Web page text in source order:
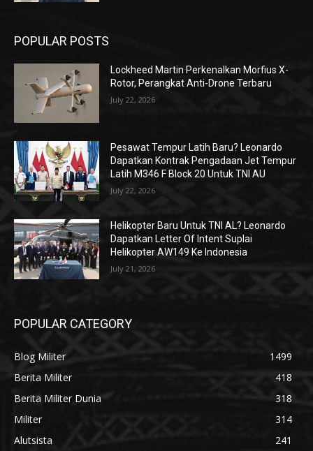
POPULAR POSTS
Lockheed Martin Perkenalkan Morfius X-
Rotor, Perangkat Anti-Drone Terbaru
July 22, 2026
Pesawat Tempur Latih Baru? Leonardo
Dapatkan Kontrak Pengadaan Jet Tempur
Latih M346 F Block 20 Untuk TNI AU
July 22, 2026
Helikopter Baru Untuk TNI AL? Leonardo
Dapatkan Letter Of Intent Suplai
Helikopter AW149 Ke Indonesia
July 21, 2026
POPULAR CATEGORY
Blog Militer
1499
Berita Militer
418
Berita Militer Dunia
318
Militer
314
Alutsista
241